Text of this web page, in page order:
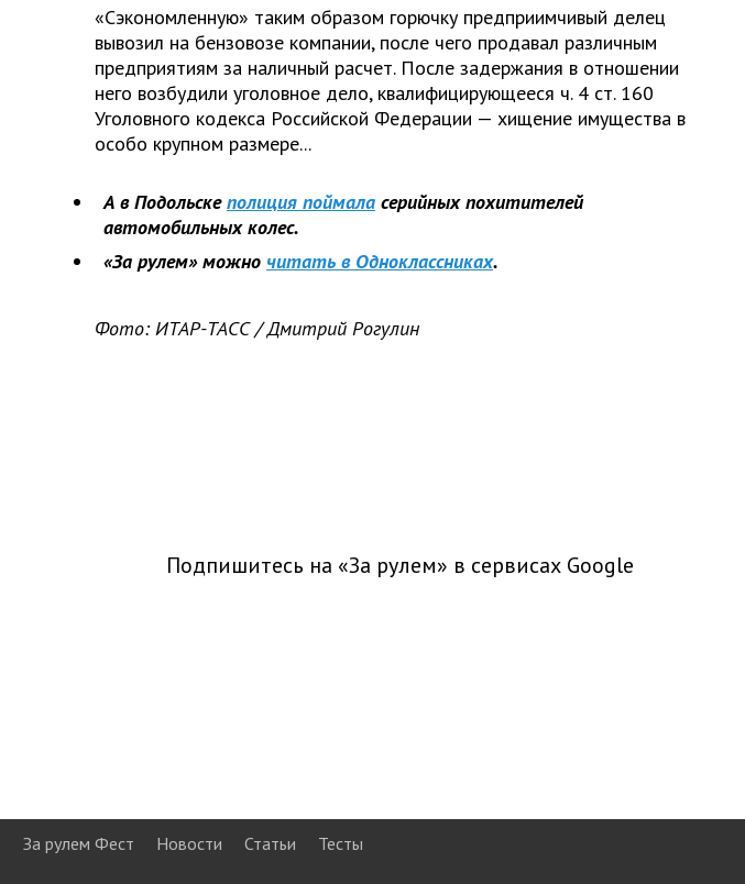
«Сэкономленную» таким образом горючку предприимчивый делец
вывозил на бензовозе компании, после чего продавал различным
предприятиям за наличный расчет. После задержания в отношении
него возбудили уголовное дело, квалифицирующееся ч. 4 ст. 160
Уголовного кодекса Российской Федерации — хищение имущества в
особо крупном размере...
А в Подольске полиция поймала серийных похитителей
автомобильных колес.
«За рулем» можно читать в Одноклассниках.
Фото: ИТАР-ТАСС / Дмитрий Рогулин
Подпишитесь на «За рулем» в сервисах Google
За рулем Фест Новости Статьи Тесты